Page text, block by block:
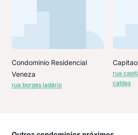
Condominio Residencial
Veneza
rua borges ladário
rua
caldas